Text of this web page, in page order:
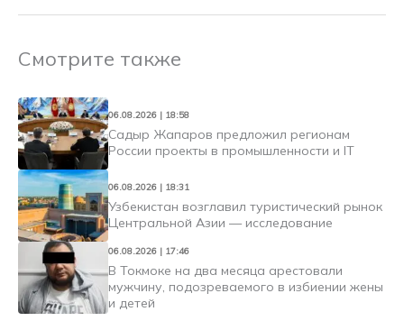
Смотрите также
06.08.2026 | 18:58
Садыр Жапаров предложил регионам
России проекты в промышленности и IT
06.08.2026 | 18:31
Узбекистан возглавил туристический рынок
Центральной Азии — исследование
06.08.2026 | 17:46
В Токмоке на два месяца арестовали
мужчину, подозреваемого в избиении жены
и детей